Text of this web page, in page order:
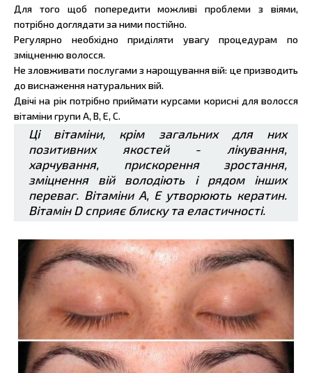
Для того щоб попередити можливі проблеми з віями,
потрібно доглядати за ними постійно.
Регулярно необхідно приділяти увагу процедурам по
зміцненню волосся.
Не зловживати послугами з нарощування вій: це призводить
до виснаження натуральних вій.
Двічі на рік потрібно приймати курсами корисні для волосся
вітаміни групи А, В, Е, С.
Ці вітаміни, крім загальних для них
позитивних якостей - лікування,
харчування, прискорення зростання,
зміцнення вій володіють і рядом інших
переваг. Вітаміни А, Е утворюють кератин.
Вітамін D сприяє блиску та еластичності.